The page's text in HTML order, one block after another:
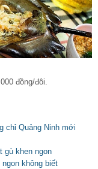
đồng/đôi.
chỉ Quảng Ninh mới
gù khen ngon
không biết